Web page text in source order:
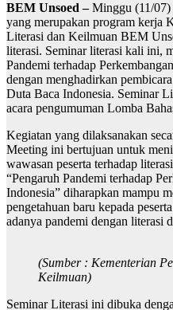
BEM Unsoed –Minggu (11/07)
yang merupakan program kerja
Literasi dan Keilmuan BEM
literasi. Seminar literasi kali ini,
Pandemi terhadap
dengan menghadirkan
Duta Baca Indonesia. Seminar
acara pengumuman Lomba
Kegiatan yang dilaksanakan
Meeting ini bertujuan untuk
wawasan peserta terhadap
“Pengaruh Pandemi terhadap
Indonesia” diharapkan mampu
pengetahuan baru kepada
adanya pandemi dengan literasi
(Sumber : Kementerian
Keilmuan)
Seminar Literasi ini dibuka